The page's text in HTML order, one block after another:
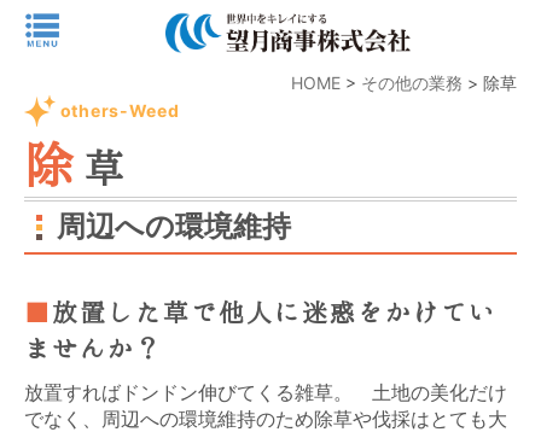
HOME > その他の業務 >除草
others-Weed
除 草
周辺への環境維持
放置した草で他人に迷惑をかけてい
ませんか？
放置すればドンドン伸びてくる雑草。 土地の美化だけ
でなく、周辺への環境維持のため除草や伐採はとても大